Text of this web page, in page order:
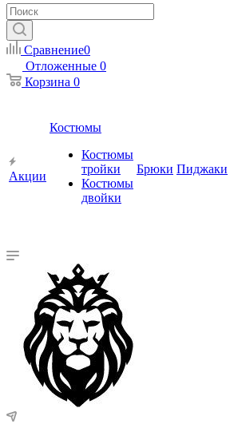
Сравнение0
Отложенные 0
Корзина 0
Акции
Костюмы
Костюмы
тройки
Костюмы
двойки
Брюки Пиджаки